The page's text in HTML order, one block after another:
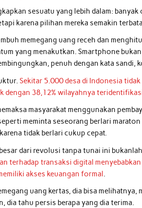
sesuatu yang lebih dalam:
karena pilihan mereka semakin
memegang uang receh dan
yang menakutkan. Smartphone
penuh dengan kata sandi,
Sekitar 5.000 desa di Indonesia
dengan 38,12% wilayahnya
masyarakat menggunakan
meminta seseorang berlari
tidak berlari cukup cepat.
dari revolusi tanpa tunai ini
terhadap transaksi digital
akses keuangan formal.
uang kertas, dia bisa
dia tahu persis berapa yang dia terima.